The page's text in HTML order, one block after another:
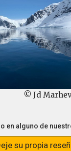
© Jd
en alguno de
su propia